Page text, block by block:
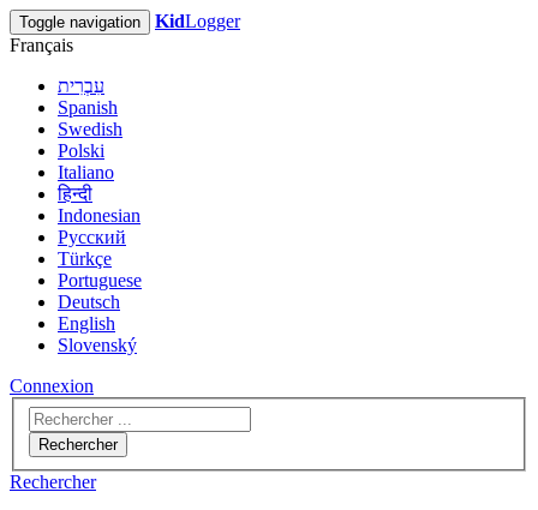
Toggle navigation KidLogger
Français
עִבְרִית
Spanish
Swedish
Polski
Italiano
हिन्दी
Indonesian
Русский
Türkçe
Portuguese
Deutsch
English
Slovenský
Connexion
Rechercher
Rechercher